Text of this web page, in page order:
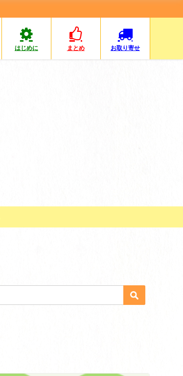
はじめに まとめ お取り寄せ